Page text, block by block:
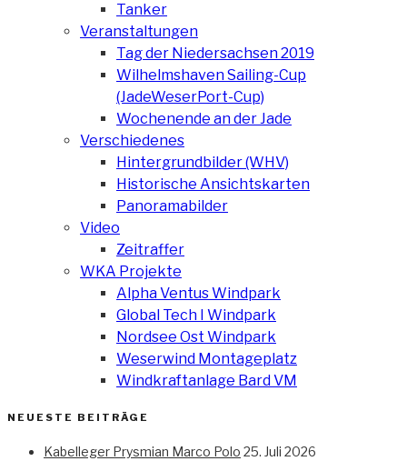
Tanker
Veranstaltungen
Tag der Niedersachsen 2019
Wilhelmshaven Sailing-Cup
(JadeWeserPort-Cup)
Wochenende an der Jade
Verschiedenes
Hintergrundbilder (WHV)
Historische Ansichtskarten
Panoramabilder
Video
Zeitraffer
WKA Projekte
Alpha Ventus Windpark
Global Tech I Windpark
Nordsee Ost Windpark
Weserwind Montageplatz
Windkraftanlage Bard VM
NEUESTE BEITRÄGE
Kabelleger Prysmian Marco Polo 25. Juli 2026